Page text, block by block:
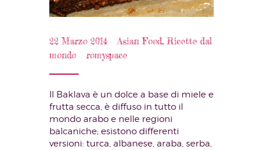
22 Marzo 2014 Asian Food,Ricette dal
mondo
romyspace
Il Baklava è un dolce a base di miele e
frutta secca, è diffuso in tutto il
mondo arabo e nelle regioni
balcaniche; esistono differenti
versioni: turca, albanese, araba, serba,